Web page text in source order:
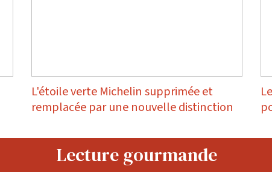
L'étoile verte Michelin supprimée et
remplacée par une nouvelle distinction
Lecture gourmande